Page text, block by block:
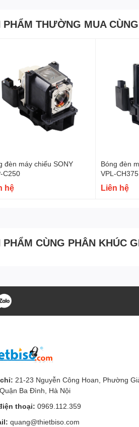
PHẨM THƯỜNG MUA CÙNG
đèn máy chiếu SONY
C250
hệ
Bóng đèn
VPL-CH375
Liên hệ
PHẨM CÙNG PHÂN KHÚC
21-23 Nguyễn Công Hoan, Phường
Ba Đình, Hà Nội
thoại: 0969.112.359
quang@thietbiso.com